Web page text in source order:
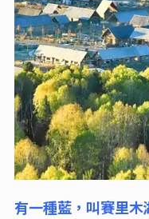
有一種藍，叫賽里